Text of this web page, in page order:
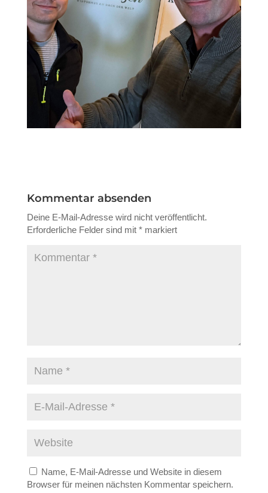
Kommentar absenden
Deine E-Mail-Adresse wird nicht veröffentlicht.
Erforderliche Felder sind mit *markiert
Name, E-Mail-Adresse und Website in diesem
Browser für meinen nächsten Kommentar speichern.